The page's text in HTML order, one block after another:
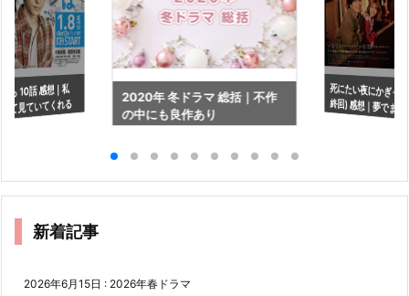
ら 10話 感想｜私
て見ていてくれる
2020年 冬ドラマ 総括｜不作
の中にも良作あり
死にたい夜にかぎっ
終回) 感想｜夢でま
ら
新着記事
2026年6月15日 : 2026年春ドラマ